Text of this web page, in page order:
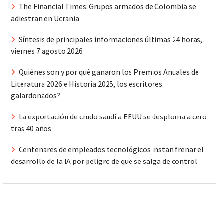
The Financial Times: Grupos armados de Colombia se
adiestran en Ucrania
Síntesis de principales informaciones últimas 24 horas,
viernes 7 agosto 2026
Quiénes son y por qué ganaron los Premios Anuales de
Literatura 2026 e Historia 2025, los escritores
galardonados?
La exportación de crudo saudí a EEUU se desploma a cero
tras 40 años
Centenares de empleados tecnológicos instan frenar el
desarrollo de la IA por peligro de que se salga de control